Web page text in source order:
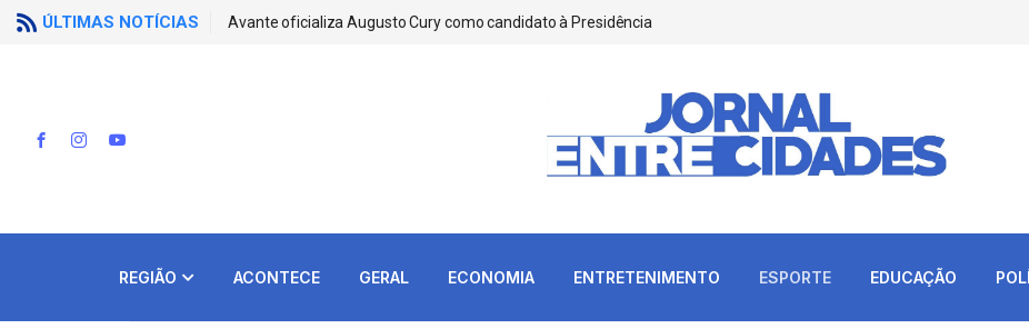
ÚLTIMAS NOTÍCIAS Avante oficializa Augusto Cury como candidato à Presidência
REGIÃO ACONTECE GERAL ECONOMIA ENTRETENIMENTO ESPORTE EDUCAÇÃO